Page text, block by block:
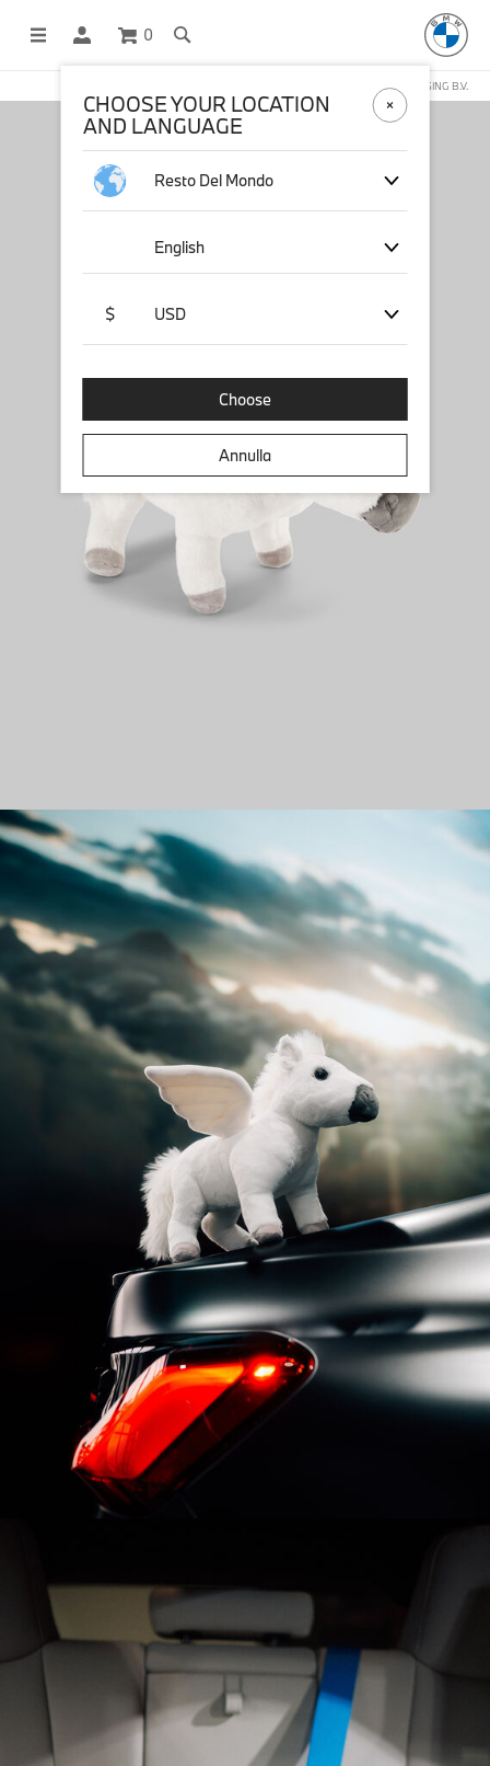
0
NEGOZIO ONLINE GESTITO DA STICHD SPORTMERCHANDISING B.V.
CHOOSE YOUR LOCATION
AND LANGUAGE
Resto Del Mondo
English
$ USD
Choose
Annulla